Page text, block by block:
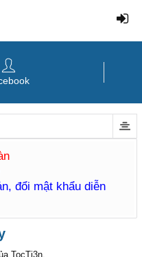
đổi mật khẩu diễn
TocTj3n.